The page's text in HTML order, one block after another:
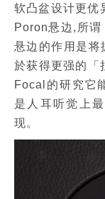
软凸盆设计更优
Poron悬边,所
悬边的作用是
於获得更强的「
Focal的研究它
是人耳听觉上
现。